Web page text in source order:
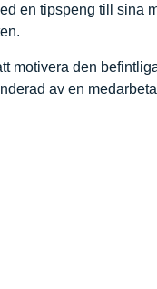
en tipspeng till sina
motivera den
av en